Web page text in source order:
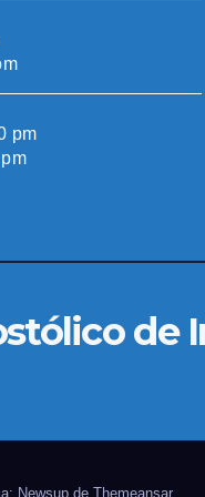
pm
de
Newsup de Themeansar